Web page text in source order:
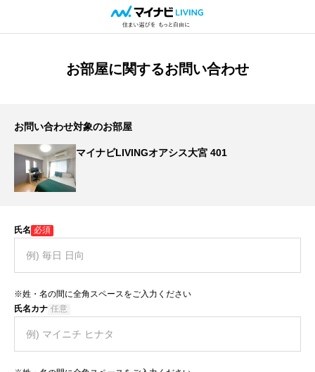
お部屋に関するお問い合わせ
お問い合わせ対象のお部屋
マイナビLIVINGオアシス大宮 401
氏名 必須
※姓・名の間に全角スペースをご入力ください
氏名カナ 任意